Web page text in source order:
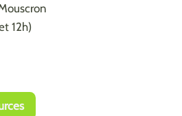
12h)